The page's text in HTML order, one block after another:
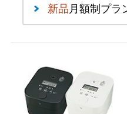
新品 月額制プラ